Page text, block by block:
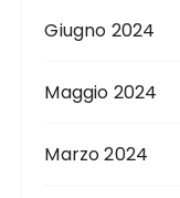
Giugno 2024
Maggio 2024
Marzo 2024